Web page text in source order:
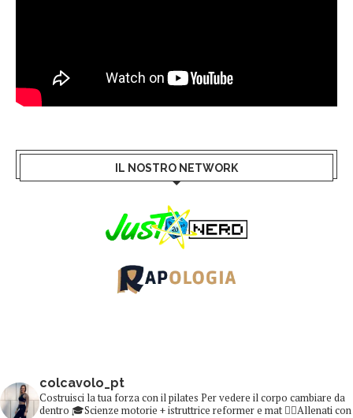
IL NOSTRO NETWORK
colcavolo_pt
Costruisci la tua forza con il pilates Per vedere il corpo cambiare da
dentro 🎓Scienze motorie + istruttrice reformer e mat 👇🏻Allenati con